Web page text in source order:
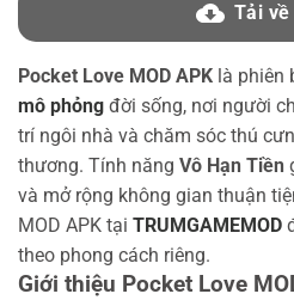
Tải
Pocket Love MOD APK là phiên
mô phỏng đời sống, nơi người
trí ngôi nhà và chăm sóc thú
thương. Tính năng Vô Hạn Tiền
và mở rộng không gian thuận
MOD APK tại TRUMGAMEMOD
theo phong cách riêng.
Giới thiệu Pocket Love